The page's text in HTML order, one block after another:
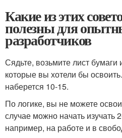
Какие из этих
полезны для
разработчиков
Сядьте, возьмите лист
которые вы хотели бы
наберется 10-15.
По логике, вы не можете
случае можно начать изучать
например, на работе и в